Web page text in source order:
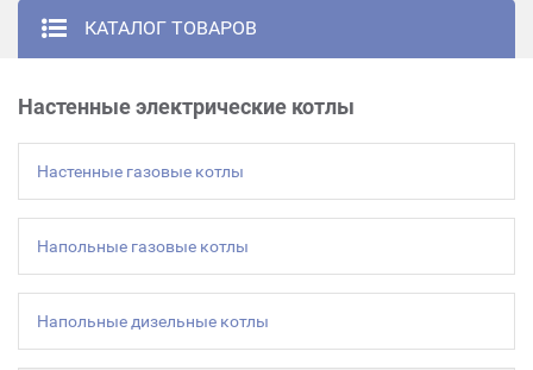
КАТАЛОГ ТОВАРОВ
Настенные электрические котлы
Настенные газовые котлы
Напольные газовые котлы
Напольные дизельные котлы